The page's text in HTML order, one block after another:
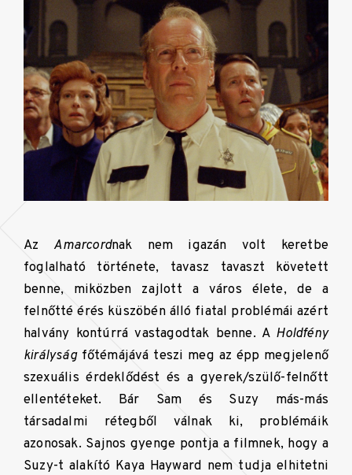
Az Amarcordnak nem igazán volt keretbe
foglalható története, tavasz tavaszt követett
benne, miközben zajlott a város élete, de a
felnőtté érés küszöbén álló fiatal problémái azért
halvány kontúrrá vastagodtak benne. A Holdfény
királyságfőtémájává teszi meg az épp megjelenő
szexuális érdeklődést és a gyerek/szülő-felnőtt
ellentéteket. Bár Sam és Suzy más-más
társadalmi rétegből válnak ki, problémáik
azonosak. Sajnos gyenge pontja a filmnek, hogy a
Suzy-t alakító Kaya Hayward nem tudja elhitetni